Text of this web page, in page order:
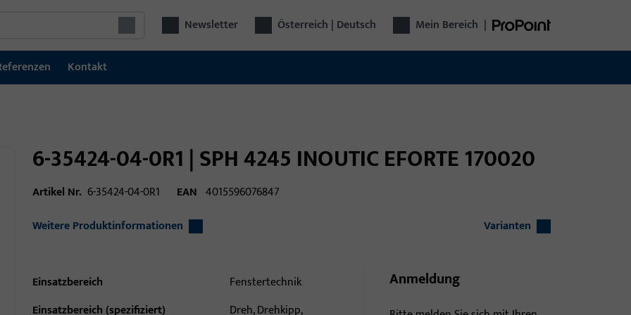
Newsletter Österreich | Deutsch Mein Bereich |
Kontakt
6-35424-04-0R1 | SPH 4245 INOUTIC EFORTE 170020
Artikel Nr. 6-35424-04-0R1 EAN 4015596076847
Weitere Produktinformationen
Varianten
Einsatzbereich
Fenstertechnik
Einsatzbereich (spezifiziert)
Dreh, Drehkipp,
Anmeldung